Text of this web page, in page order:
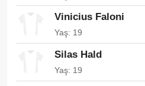
Vinicius Faloni
Yaş: 19
Silas Hald
Yaş: 19